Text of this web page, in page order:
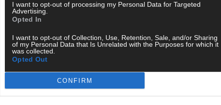
I want to opt-out of processing my Personal Data for Targeted
Advertising.
Opted In
I want to opt-out of Collection, Use, Retention, Sale, and/or Sharing
of my Personal Data that Is Unrelated with the Purposes for which it
was collected.
Opted Out
CONFIRM